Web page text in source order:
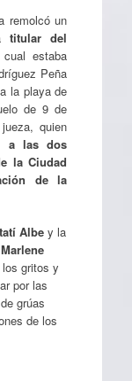
remolcó un
titular del
estaba
Peña
la playa de
de 9 de
quien
a las dos
la Ciudad
de la
Albe y la
gritos y
por las
grúas
de los